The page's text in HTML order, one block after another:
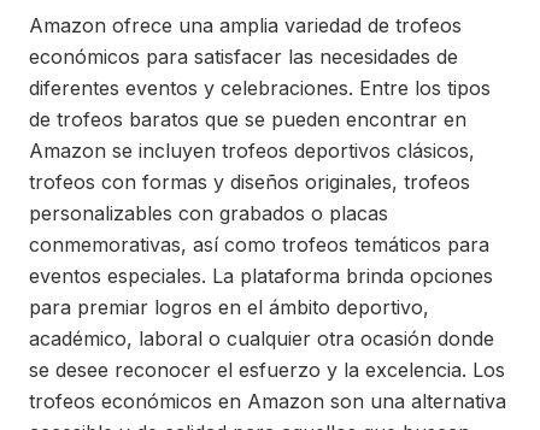
Amazon ofrece una amplia variedad de trofeos
económicos para satisfacer las necesidades de
diferentes eventos y celebraciones. Entre los tipos
de trofeos baratos que se pueden encontrar en
Amazon se incluyen trofeos deportivos clásicos,
trofeos con formas y diseños originales, trofeos
personalizables con grabados o placas
conmemorativas, así como trofeos temáticos para
eventos especiales. La plataforma brinda opciones
para premiar logros en el ámbito deportivo,
académico, laboral o cualquier otra ocasión donde
se desee reconocer el esfuerzo y la excelencia. Los
trofeos económicos en Amazon son una alternativa